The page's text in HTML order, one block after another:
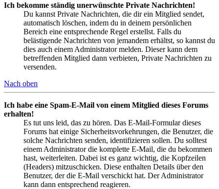
Ich bekomme ständig unerwünschte Private Nachrichten!
Du kannst Private Nachrichten, die dir ein Mitglied sendet,
automatisch löschen, indem du in deinem persönlichen
Bereich eine entsprechende Regel erstellst. Falls du
belästigende Nachrichten von jemandem erhältst, so kannst du
dies auch einem Administrator melden. Dieser kann dem
betreffenden Mitglied dann verbieten, Private Nachrichten zu
versenden.
Nach oben
Ich habe eine Spam-E-Mail von einem Mitglied dieses Forums
erhalten!
Es tut uns leid, das zu hören. Das E-Mail-Formular dieses
Forums hat einige Sicherheitsvorkehrungen, die Benutzer, die
solche Nachrichten senden, identifizieren sollen. Du solltest
einem Administrator die komplette E-Mail, die du bekommen
hast, weiterleiten. Dabei ist es ganz wichtig, die Kopfzeilen
(Headers) mitzuschicken. Diese enthalten Details über den
Benutzer, der die E-Mail verschickt hat. Der Administrator
kann dann entsprechend reagieren.